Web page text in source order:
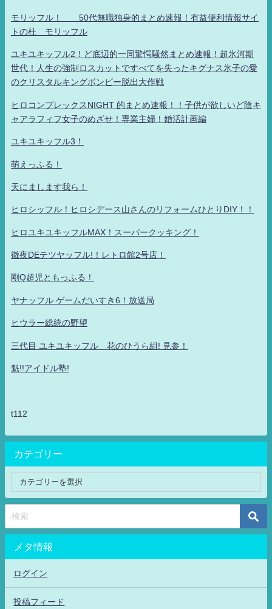
モリッフル！ 50代無職独身的まとめ速報！有益便利情報サイ
トの杜 モリッフル
ユキユキッフル2！ど底辺的一同驚愕騒然まとめ速報！超氷河期
世代！人生の強制ロスカットですべてを失ったキグナス氷子の愛
のクリスタルキングボンビー脱出大作戦
ヒロコンプレックスNIGHT 的まとめ速報！！子供が欲しいど陰キ
ャアラフィフ女子のめざせ！専業主婦！婚活計画編
ユキユキッフル3！
萌えっふる！
天にまします我ら！
ヒロシッフル！ヒロシデース山さんのリフォームひとりDIY！！
ヒロユキユキッフルMAX！スーパークッキング！
徹夜DEテツヤッフル!！レトロ館2号店！
剛Q超児ともっふる！
ヤナッフル ゲームだいすき6！放送局
ヒウラー総統の野望
三代目 ユキユキッフル 花のひうら組! 見参！
魁!!アイドル塾!
t112
カテゴリー
メタ情報
ログイン
投稿フィード